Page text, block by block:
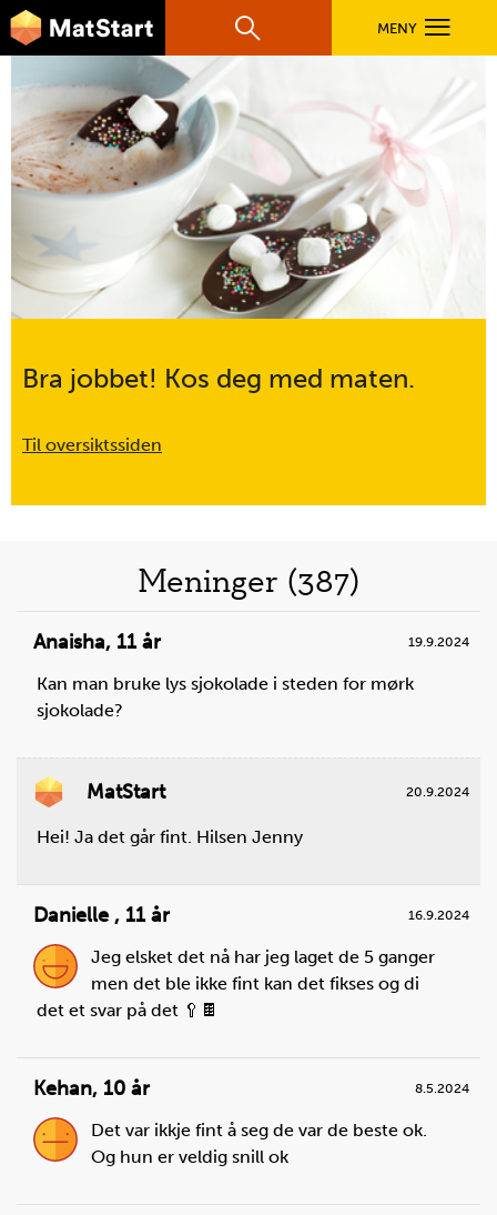
Hopp til hovedinnhold
hovednavigasjonsmobilversjon
MatStart
Søk MENY
OPPSKRIFTER
FILM
FØR DU STARTER
LÆR MER
TIL DE VOKSNE
Sjokoladeskjeer
oppsummering
Bra jobbet! Kos deg med maten.
Til oversiktssiden
Meninger (387)
Anaisha, 11 år 19.9.2024
Kan man bruke lys sjokolade i steden for mørk
sjokolade?
MatStart 20.9.2024
Hei! Ja det går fint. Hilsen Jenny
Danielle , 11 år 16.9.2024
Jeg elsket det nå har jeg laget de 5 ganger
men det ble ikke fint kan det fikses og di
det et svar på det 🥄🍫
Kehan, 10 år 8.5.2024
Det var ikkje fint å seg de var de beste ok.
Og hun er veldig snill ok